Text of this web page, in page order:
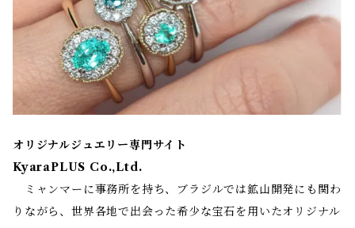
オリジナルジュエリー専門サイト
KyaraPLUS Co.,Ltd.
ミャンマーに事務所を持ち、ブラジルでは鉱山開発にも関わ
りながら、世界各地で出会った希少な宝石を用いたオリジナル